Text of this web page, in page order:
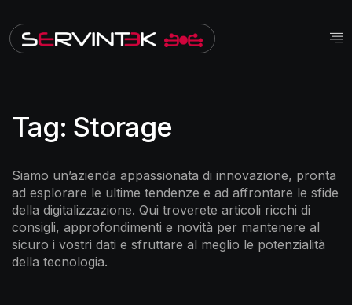
Tag: Storage
Siamo un’azienda appassionata di innovazione, pronta
ad esplorare le ultime tendenze e ad affrontare le sfide
della digitalizzazione. Qui troverete articoli ricchi di
consigli, approfondimenti e novità per mantenere al
sicuro i vostri dati e sfruttare al meglio le potenzialità
della tecnologia.